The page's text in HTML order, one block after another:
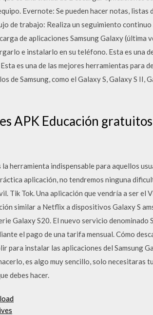
Evernote: Se pueden hacer notas,
de trabajo: Realiza un seguimiento
de aplicaciones Samsung Galaxy (última
e instalarlo en su teléfono. Esta es una
es una de las mejores herramientas para
de Samsung, como el Galaxy S, Galaxy S
APK Educación
la herramienta indispensable para aquellos
aplicación, no tendremos ninguna
Tik Tok. Una aplicación que vendría a ser el
similar a Netflix a dispositivos Galaxy S
Galaxy S20. El nuevo servicio denominado
el pago de una tarifa mensual. Cómo
para instalar las aplicaciones del Samsung
es algo muy sencillo, solo necesitaras
debes hacer.